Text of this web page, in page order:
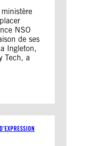
NSO
de ses
Ingleton,
Tech, a